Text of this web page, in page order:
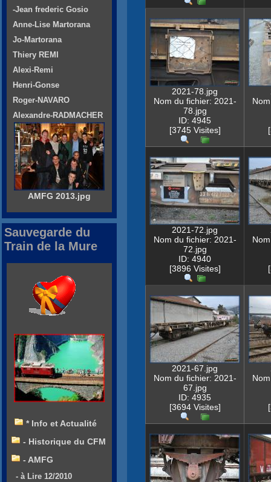
2021-78.jpg
Nom du fichier: 2021-
78.jpg
ID: 4945
[3745 Visites]
2021-72.jpg
Nom du fichier: 2021-
72.jpg
ID: 4940
[3896 Visites]
2021-67.jpg
Nom du fichier: 2021-
67.jpg
ID: 4935
[3694 Visites]
-Jean frederic Gosio
Anne-Lise Martorana
Jo-Martorana
Thiery REMI
Alexi-Remi
Henri-Gonse
Roger-NAVARO
Alexandre-RADMACHER
AMFG 2013.jpg
Sauvegarde du
Train de la Mure
* Info et Actualité
- Historique du CFM
- AMFG
- à Lire 12/2010